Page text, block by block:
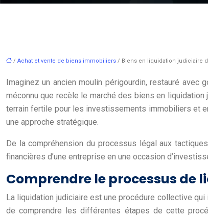
/ Achat et vente de biens immobiliers / Biens en liquidation judiciaire
Imaginez un ancien moulin périgourdin, restauré avec
méconnu que recèle le marché des biens en
terrain fertile pour les investissements immobiliers et
une approche stratégique.
De la compréhension du processus légal aux
financières d’une entreprise en une occasion
Comprendre le processus de
La liquidation judiciaire est une procédure collective
de comprendre les différentes étapes de cette